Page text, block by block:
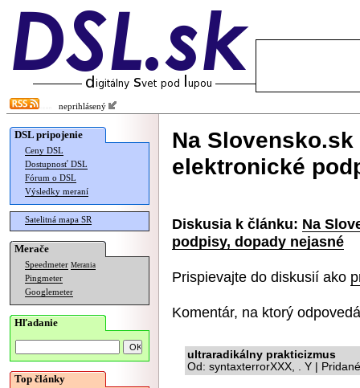
neprihlásený
DSL pripojenie
Ceny DSL
Dostupnosť DSL
Fórum o DSL
Výsledky meraní
Satelitná mapa SR
Merače
Speedmeter Merania
Pingmeter
Googlemeter
Hľadanie
Top články
Na
elektronické
Diskusia k článku: Na
podpisy, dopady nejasné
Prispievajte do diskusií ako
Komentár, na ktorý
ultraradikálny prakticizmus
Od: syntaxterrorXXX, . Y |